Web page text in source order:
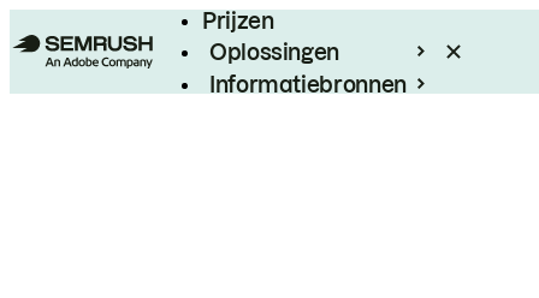
Prijzen
Oplossingen
Informatiebronnen